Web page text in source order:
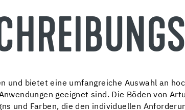
und bietet eine umfangreiche Auswahl an
geeignet sind. Die Böden von
und Farben, die den individuellen